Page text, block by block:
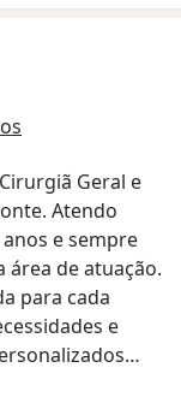
Geral e
Atendo
minha área de atuação.
para cada
e
um